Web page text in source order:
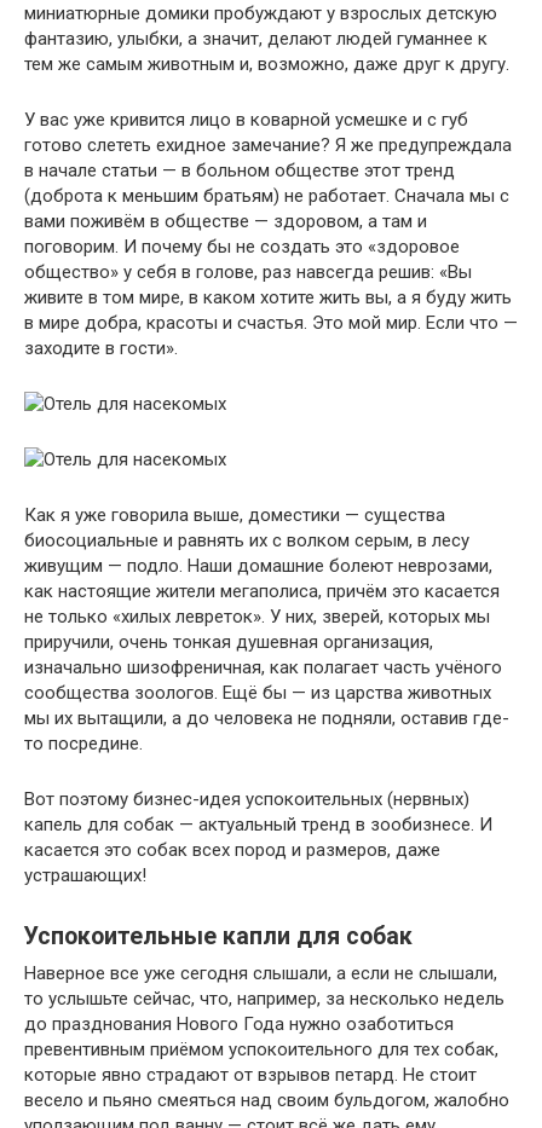
миниатюрные домики пробуждают у взрослых детскую
фантазию, улыбки, а значит, делают людей гуманнее к
тем же самым животным и, возможно, даже друг к другу.
У вас уже кривится лицо в коварной усмешке и с губ
готово слететь ехидное замечание? Я же предупреждала
в начале статьи — в больном обществе этот тренд
(доброта к меньшим братьям) не работает. Сначала мы с
вами поживём в обществе — здоровом, а там и
поговорим. И почему бы не создать это «здоровое
общество» у себя в голове, раз навсегда решив: «Вы
живите в том мире, в каком хотите жить вы, а я буду жить
в мире добра, красоты и счастья. Это мой мир. Если что —
заходите в гости».
Как я уже говорила выше, доместики — существа
биосоциальные и равнять их с волком серым, в лесу
живущим — подло. Наши домашние болеют неврозами,
как настоящие жители мегаполиса, причём это касается
не только «хилых левреток». У них, зверей, которых мы
приручили, очень тонкая душевная организация,
изначально шизофреничная, как полагает часть учёного
сообщества зоологов. Ещё бы — из царства животных
мы их вытащили, а до человека не подняли, оставив где-
то посредине.
Вот поэтому бизнес-идея успокоительных (нервных)
капель для собак — актуальный тренд в зообизнесе. И
касается это собак всех пород и размеров, даже
устрашающих!
Успокоительные капли для собак
Наверное все уже сегодня слышали, а если не слышали,
то услышьте сейчас, что, например, за несколько недель
до празднования Нового Года нужно озаботиться
превентивным приёмом успокоительного для тех собак,
которые явно страдают от взрывов петард. Не стоит
весело и пьяно смеяться над своим бульдогом, жалобно